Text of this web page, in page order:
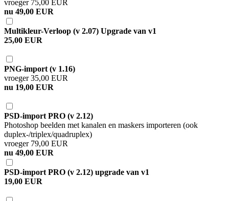
vroeger 75,00 EUR
nu 49,00 EUR
Multikleur-Verloop (v 2.07) Upgrade van v1
25,00 EUR
PNG-import (v 1.16)
vroeger 35,00 EUR
nu 19,00 EUR
PSD-import PRO (v 2.12)
Photoshop beelden met kanalen en maskers importeren (ook
duplex-/triplex/quadruplex)
vroeger 79,00 EUR
nu 49,00 EUR
PSD-import PRO (v 2.12) upgrade van v1
19,00 EUR